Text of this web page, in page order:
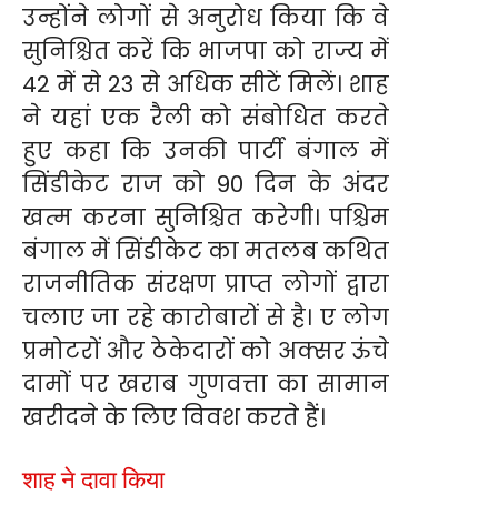
उन्होंने लोगों से अनुरोध किया कि वे
सुनिश्चित करें कि भाजपा को राज्य में
42 में से 23 से अधिक सीटें मिलें। शाह
ने यहां एक रैली को संबोधित करते
हुए कहा कि उनकी पार्टी बंगाल में
सिंडीकेट राज को 90 दिन के अंदर
खत्म करना सुनिश्चित करेगी। पश्चिम
बंगाल में सिंडीकेट का मतलब कथित
राजनीतिक संरक्षण प्राप्त लोगों द्वारा
चलाए जा रहे कारोबारों से है। ए लोग
प्रमोटरों और ठेकेदारों को अक्सर ऊंचे
दामों पर खराब गुणवत्ता का सामान
खरीदने के लिए विवश करते हैं।
शाह ने दावा किया